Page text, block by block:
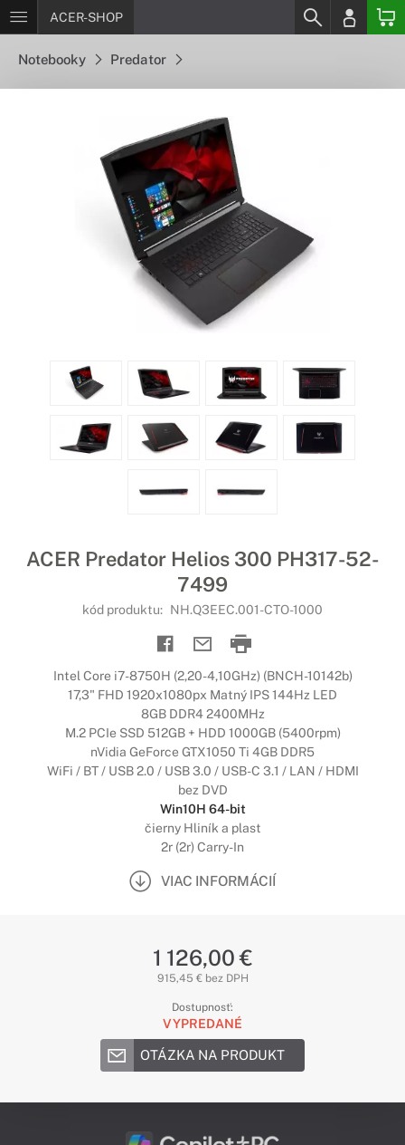
ACER-SHOP
Notebooky Predator
ACER Predator Helios 300 PH317-52-
7499
kód produktu: NH.Q3EEC.001-CTO-1000
Intel Core i7-8750H (2,20-4,10GHz) (BNCH-10142b)
17,3" FHD 1920x1080px Matný IPS 144Hz LED
8GB DDR4 2400MHz
M.2 PCIe SSD 512GB + HDD 1000GB (5400rpm)
nVidia GeForce GTX1050 Ti 4GB DDR5
WiFi / BT / USB 2.0 / USB 3.0 / USB-C 3.1 / LAN / HDMI
bez DVD
Win10H 64-bit
čierny Hliník a plast
2r (2r) Carry-In
VIAC INFORMÁCIÍ
1 126,00 €
915,45 € bez DPH
Dostupnosť:
VYPREDANÉ
OTÁZKA NA PRODUKT